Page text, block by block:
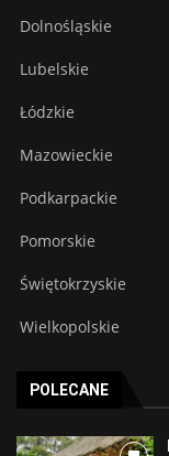
Dolnośląskie
Lubelskie
Łódzkie
Mazowieckie
Podkarpackie
Pomorskie
Świętokrzyskie
Wielkopolskie
POLECANE